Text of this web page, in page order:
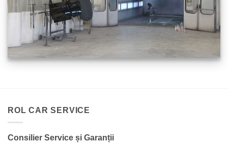
ROL CAR SERVICE
Consilier Service și Garanții